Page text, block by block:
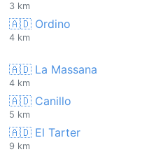
3 km
🇦🇩 Ordino
4 km
🇦🇩 La Massana
4 km
🇦🇩 Canillo
5 km
🇦🇩 El Tarter
9 km